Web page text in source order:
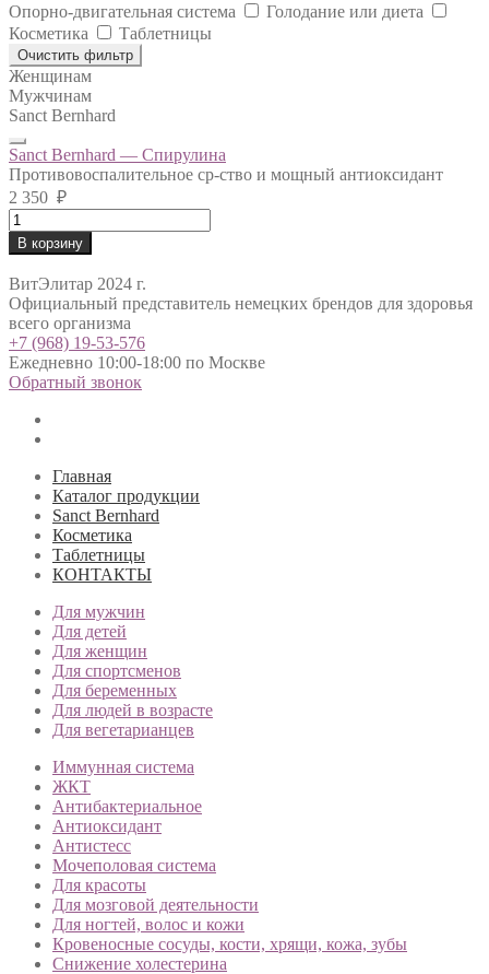
Опорно-двигательная система
Голодание или диета
Косметика
Таблетницы
Очистить фильтр
Женщинам
Мужчинам
Sanct Bernhard
Sanct Bernhard — Спирулина
Противовоспалительное ср-ство и мощный антиоксидант
2 350 ₽
Sanct
Bernhard
-
Спирулина
quantity
В корзину
ВитЭлитар 2024 г.
Официальный представитель немецких брендов для здоровья
всего организма
+7 (968) 19-53-576
Ежедневно 10:00-18:00 по Москве
Обратный звонок
Главная
Каталог продукции
Sanct Bernhard
Косметика
Таблетницы
КОНТАКТЫ
Для мужчин
Для детей
Для женщин
Для спортсменов
Для беременных
Для людей в возрасте
Для вегетарианцев
Иммунная система
ЖКТ
Антибактериальное
Антиоксидант
Антистесс
Мочеполовая система
Для красоты
Для мозговой деятельности
Для ногтей, волос и кожи
Кровеносные сосуды, кости, хрящи, кожа, зубы
Снижение холестерина